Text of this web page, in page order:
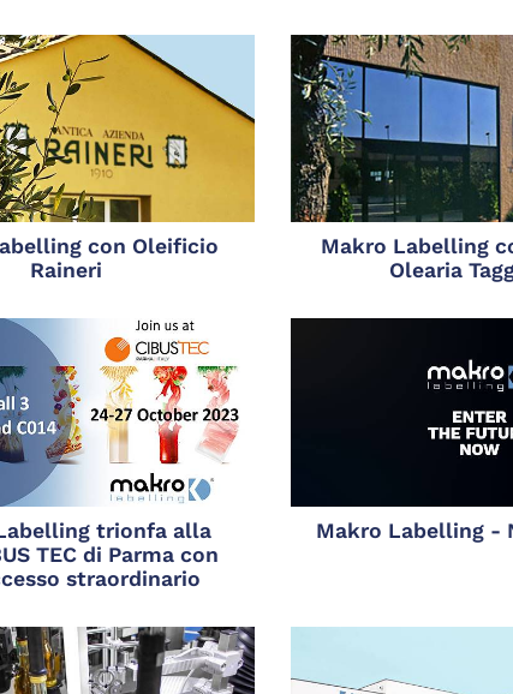
con Oleificio
Raineri
Makro Labelling
Olearia
trionfa alla
TEC di Parma con
straordinario
Makro Labelling -